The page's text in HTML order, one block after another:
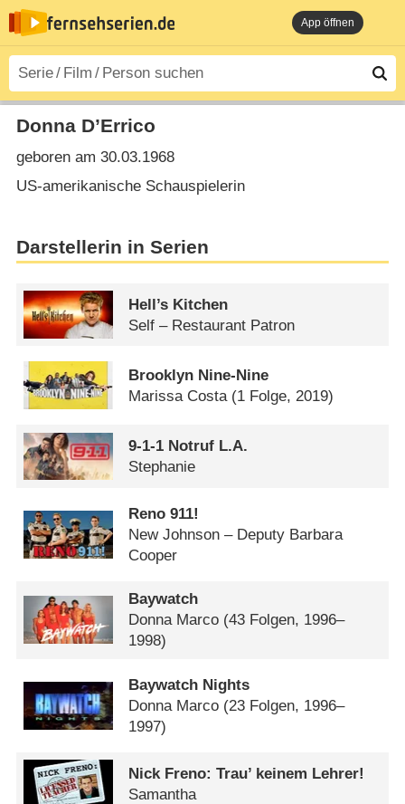
App öffnen
Donna D’Errico
geboren am 30.03.1968
US-amerikanische Schauspielerin
Darstellerin in Serien
Hell’s Kitchen
Self – Restaurant Patron
Brooklyn Nine-Nine
Marissa Costa (1 Folge, 2019)
9-1-1 Notruf L.A.
Stephanie
Reno 911!
New Johnson – Deputy Barbara
Cooper
Baywatch
Donna Marco (43 Folgen, 1996–
1998)
Baywatch Nights
Donna Marco (23 Folgen, 1996–
1997)
Nick Freno: Trau’ keinem Lehrer!
Samantha